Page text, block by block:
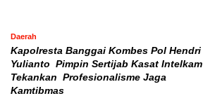
Daerah
Kapolresta Banggai Kombes Pol Hendri
Yulianto Pimpin Sertijab Kasat Intelkam
Tekankan Profesionalisme Jaga
Kamtibmas